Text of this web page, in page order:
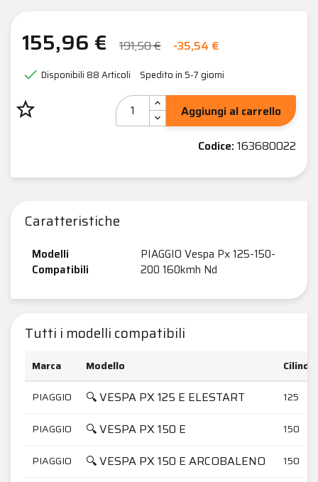
155,96 € 191,50 € -35,54 €
 Disponibili 88 Articoli Spedito in 5-7 giorni
star_border
Aggiungi al carrello
Codice:163680022
Caratteristiche
Modelli
Compatibili
PIAGGIO Vespa Px 125-150-
200 160kmh Nd
Tutti i modelli compatibili
Marca Modello
PIAGGIO
🔍 VESPA PX 125 E ELESTART 125
PIAGGIO 🔍 VESPA PX 150 E 150
PIAGGIO 🔍 VESPA PX 150 E ARCOBALENO 150